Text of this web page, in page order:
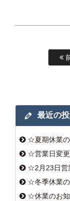
最近の
☆夏期休業
☆営業日変
☆2月23日営
☆冬季休業
☆休業のお